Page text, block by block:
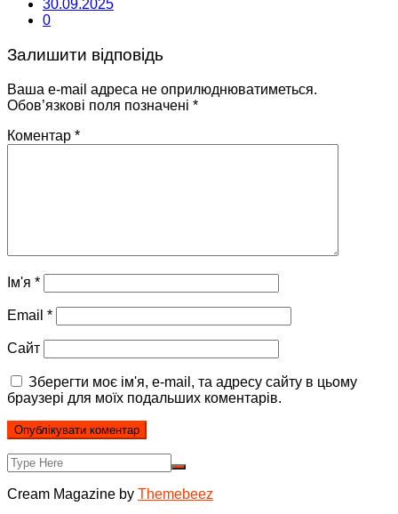
30.09.2025
0
Залишити відповідь
Ваша e-mail адреса не оприлюднюватиметься.
Обов’язкові поля позначені *
Коментар *
Ім'я *
Email *
Сайт
Зберегти моє ім'я, e-mail, та адресу сайту в цьому
браузері для моїх подальших коментарів.
Cream Magazine by Themebeez